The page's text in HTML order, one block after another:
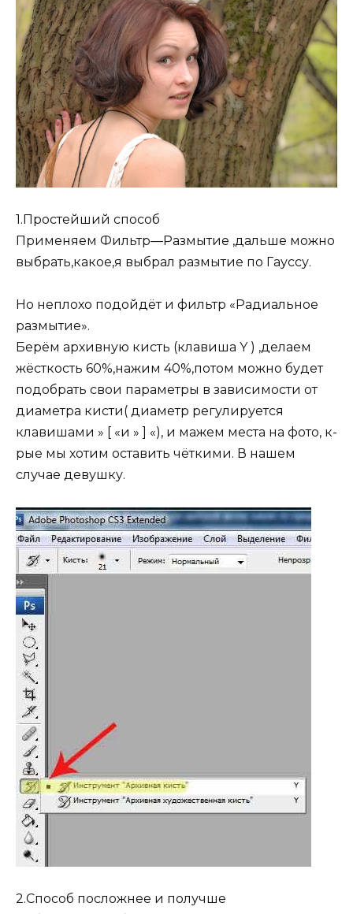
1.Простейший способ
Применяем Фильтр—Размытие ,дальше можно
выбрать,какое,я выбрал размытие по Гауссу.
Но неплохо подойдёт и фильтр «Радиальное
размытие».
Берём архивную кисть (клавиша Y ) ,делаем
жёсткость 60%,нажим 40%,потом можно будет
подобрать свои параметры в зависимости от
диаметра кисти( диаметр регулируется
клавишами » [ «и » ] «), и мажем места на фото, к-
рые мы хотим оставить чёткими. В нашем
случае девушку.
2.Способ посложнее и получше